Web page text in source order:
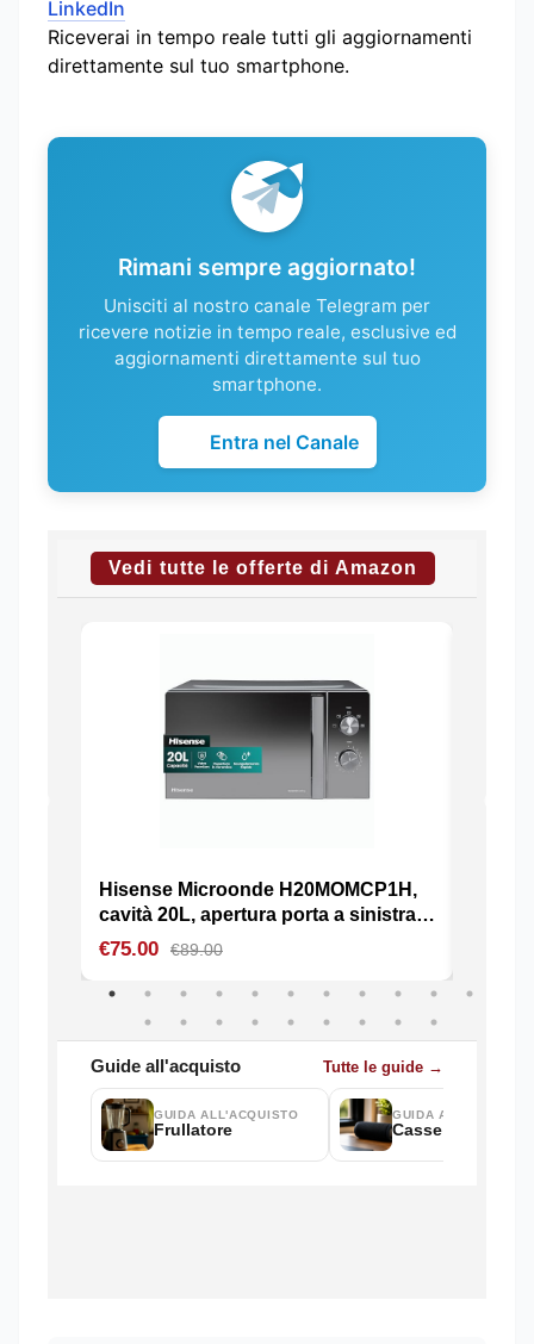
LinkedIn
Riceverai in tempo reale tutti gli aggiornamenti
direttamente sul tuo smartphone.
Rimani sempre aggiornato!
Unisciti al nostro canale Telegram per
ricevere notizie in tempo reale, esclusive ed
aggiornamenti direttamente sul tuo
smartphone.
Entra nel Canale